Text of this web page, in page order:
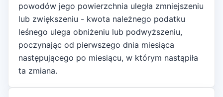
powodów jego powierzchnia uległa zmniejszeniu
lub zwiększeniu - kwota należnego podatku
leśnego ulega obniżeniu lub podwyższeniu,
poczynając od pierwszego dnia miesiąca
następującego po miesiącu, w którym nastąpiła
ta zmiana.